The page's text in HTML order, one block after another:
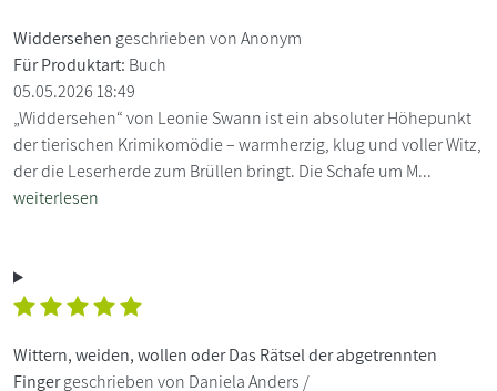
Widdersehen geschrieben von Anonym
Für Produktart: Buch
05.05.2026 18:49
„Widdersehen“ von Leonie Swann ist ein absoluter Höhepunkt
der tierischen Krimikomödie – warmherzig, klug und voller Witz,
der die Leserherde zum Brüllen bringt. Die Schafe um M...
weiterlesen
Wittern, weiden, wollen oder Das Rätsel der abgetrennten
Fingergeschrieben von Daniela Anders /